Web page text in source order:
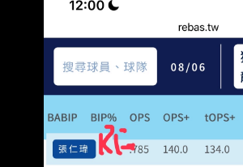
只有林桑在位期間放陳子豪比
置 當你排完8個有守備位置的
ops+最高的人不就好了 有這